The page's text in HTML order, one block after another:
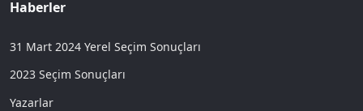
Haberler
31 Mart 2024 Yerel Seçim Sonuçları
2023 Seçim Sonuçları
Yazarlar